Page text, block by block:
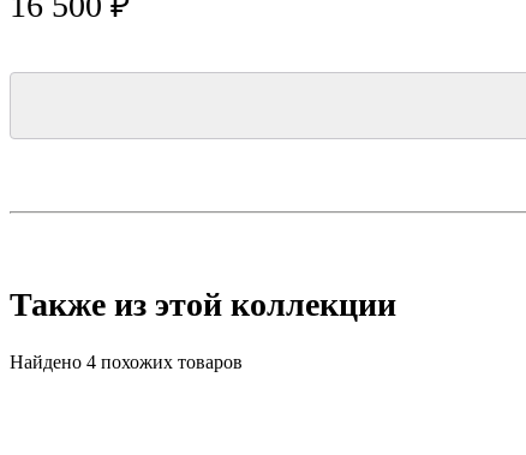
Также из этой коллекции
Найдено 4 похожих товаров